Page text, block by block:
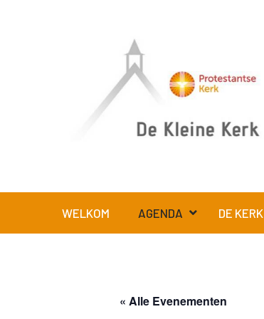
WELKOM AGENDA DE KERK
« Alle Evenementen